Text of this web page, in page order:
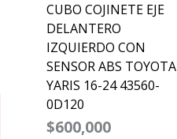
CUBO COJINETE EJE
DELANTERO
IZQUIERDO CON
SENSOR ABS TOYOTA
YARIS 16-24 43560-
0D120
$600,000